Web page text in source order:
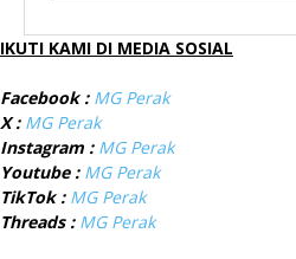
IKUTI KAMI DI MEDIA SOSIAL
Facebook : MG Perak
X : MG Perak
Instagram : MG Perak
Youtube : MG Perak
TikTok : MG Perak
Threads : MG Perak